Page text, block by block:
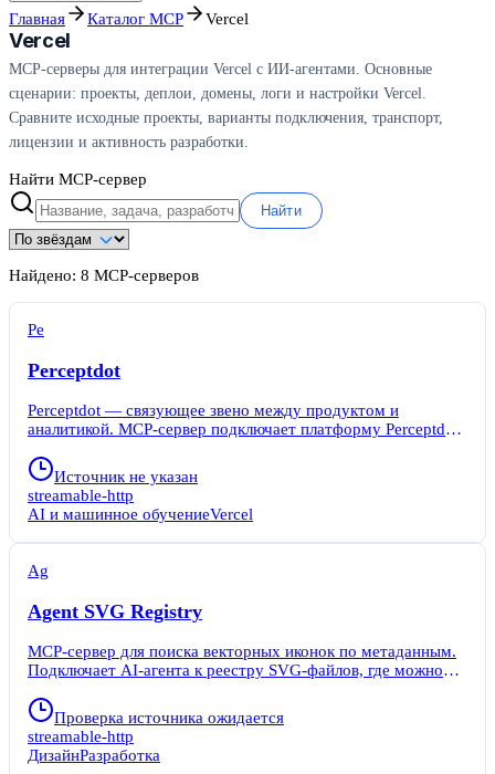
Главная Каталог MCP Vercel
Vercel
MCP-серверы для интеграции Vercel с ИИ-агентами. Основные
сценарии: проекты, деплои, домены, логи и настройки Vercel.
Сравните исходные проекты, варианты подключения, транспорт,
лицензии и активность разработки.
Найти MCP-сервер
Найти
Найдено: 8 MCP-серверов
Pe
Perceptdot
Perceptdot — связующее звено между продуктом и
аналитикой. MCP-сервер подключает платформу Perceptdot
доступ к данным трёх сервисов: Google Analytics 4, Vercel и
GitHub Actions. Вместо ручного сбора данных вы просто
задаёте вопрос — ассистент сам собирает метрики,
проверяет статусы пайплайнов и рассчитывает возврат
инвестиций (ROI). Платформа работает по схеме B2A2H
инструментов проходят через AI-обработку и
Источник не указан
streamable-http
AI и машинное обучениеVercel
Ag
Agent SVG Registry
MCP-сервер для поиска векторных иконок по метаданным.
Подключает AI-агента к реестру SVG-файлов, где можно
используют его, чтобы не выходить из рабочего потока.
Агент находит иконку по описанию, проверяет цену и
лицензию, покупает и экспортирует файл. Больше не нужно
открывать десятки вкладок и гадать, можно ли использовать
Проверка источника ожидается
streamable-http
ДизайнРазработка